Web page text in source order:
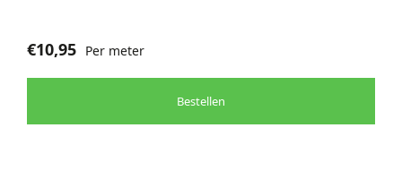
€10,95 Per meter
Bestellen